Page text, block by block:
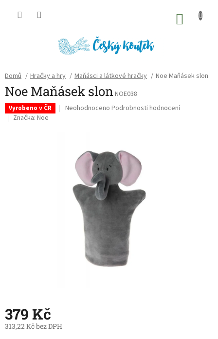
Domů / Hračky a hry / Maňásci a látkové hračky / Noe Maňásek slon
Noe Maňásek slonNOE038
Vyrobeno v ČR
Průměrné
hvězdiček.
Neohodnoceno Podrobnosti hodnocení
Značka: Noe
379 Kč
313,22 Kč bez DPH